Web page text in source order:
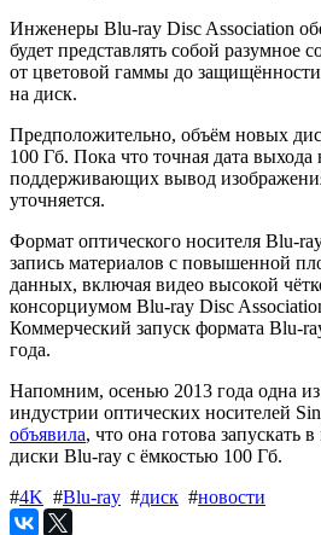
Инженеры Blu-ray Disc Association
будет представлять собой разумное
от цветовой гаммы до
на диск.
Предположительно, объём новых
100 Гб. Пока что точная дата выхода
поддерживающих вывод
уточняется.
Формат оптического носителя Blu-
запись материалов с повышенной
данных, включая видео высокой
консорциумом Blu-ray Disc
Коммерческий запуск формата Blu-
года.
Напомним, осенью 2013 года одна
индустрии оптических носителей
объявила, что она готова запускать
диски Blu-ray с ёмкостью 100 Гб.
#4K #Blu-ray #диск #новости